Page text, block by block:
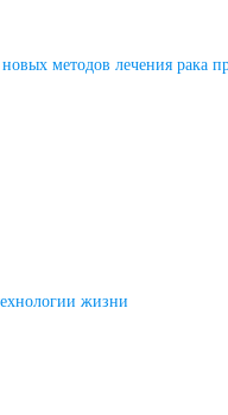
методов лечения рака
жизни